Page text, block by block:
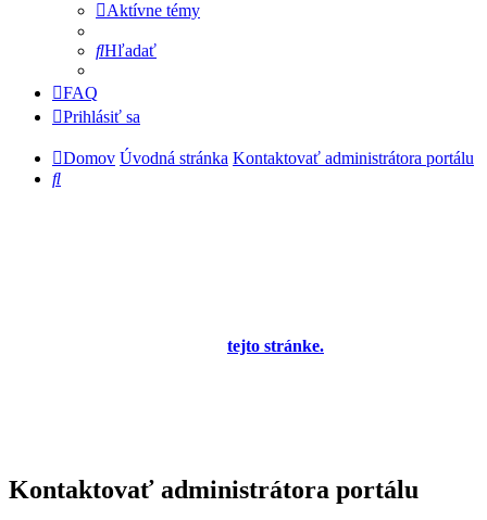
Aktívne témy
Hľadať
FAQ
Prihlásiť sa
Domov Úvodná stránka Kontaktovať administrátora portálu
Hľadať
tejto stránke.
Kontaktovať administrátora portálu